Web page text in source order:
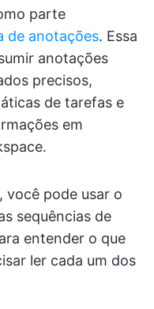
parte
de anotações. Essa
anotações
precisos,
de tarefas e
em
você pode usar o
sequências de
entender o que
ler cada um dos